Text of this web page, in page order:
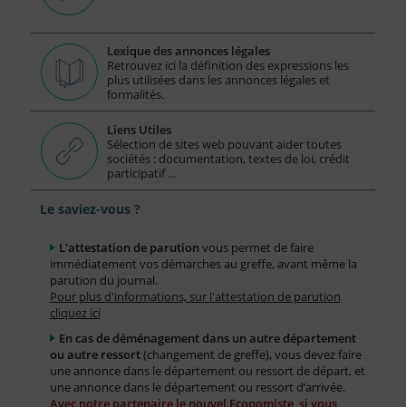
Lexique des annonces légales
Retrouvez ici la définition des expressions les
plus utilisées dans les annonces légales et
formalités.
Liens Utiles
Sélection de sites web pouvant aider toutes
sociétés : documentation, textes de loi, crédit
participatif ...
Le saviez-vous ?
L'attestation de parution vous permet de faire
immédiatement vos démarches au greffe, avant même la
parution du journal.
Pour plus d'informations, sur l'attestation de parution
cliquez ici
En cas de déménagement dans un autre département
ou autre ressort(changement de greffe), vous devez faire
une annonce dans le département ou ressort de départ, et
une annonce dans le département ou ressort d’arrivée.
Avec notre partenaire le nouvel Economiste, si vous